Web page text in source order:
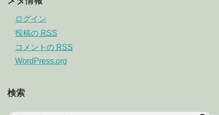
ログイン
投稿の RSS
コメントの RSS
WordPress.org
検索